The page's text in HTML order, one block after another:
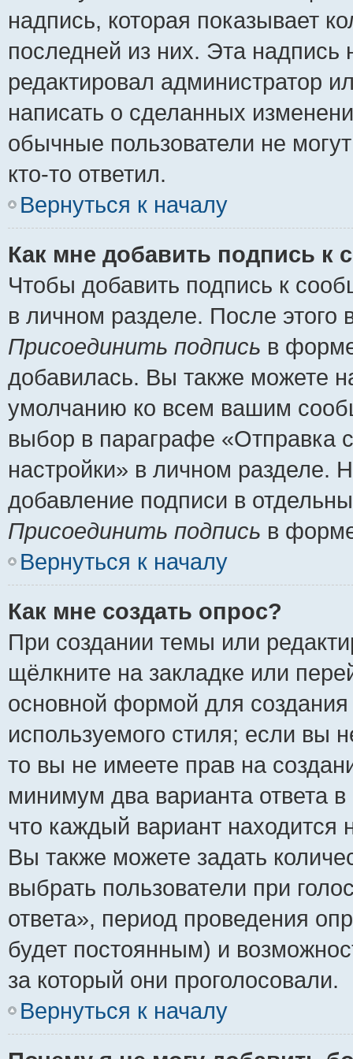
надпись, которая показывает
последней из них. Эта
редактировал администратор
написать о сделанных
обычные пользователи не
кто-то ответил.
Вернуться к началу
Как мне добавить подпись к
Чтобы добавить подпись к
в личном разделе. После
Присоединить подпись в
добавилась. Вы также можете
умолчанию ко всем вашим
выбор в параграфе «Отправка
настройки» в личном разделе.
добавление подписи в
Присоединить подпись в
Вернуться к началу
Как мне создать опрос?
При создании темы или
щёлкните на закладке или
основной формой для
используемого стиля; если вы
то вы не имеете прав на
минимум два варианта ответа
что каждый вариант находится
Вы также можете задать
выбрать пользователи при
ответа», период проведения
будет постоянным) и
за который они проголосовали.
Вернуться к началу